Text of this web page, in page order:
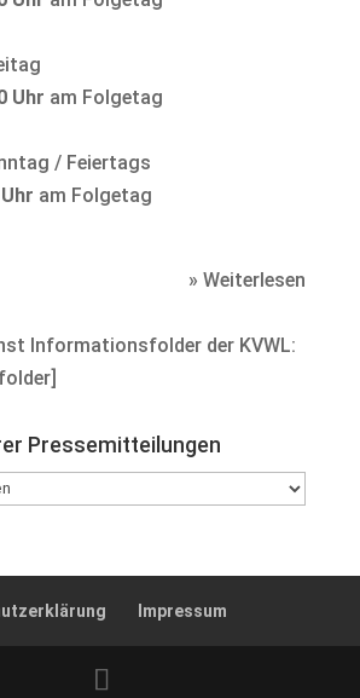
Uhr am Folgetag
/ Feiertags
am Folgetag
» Weiterlesen
Informationsfolder der KVWL:
]
Pressemitteilungen
Impressum